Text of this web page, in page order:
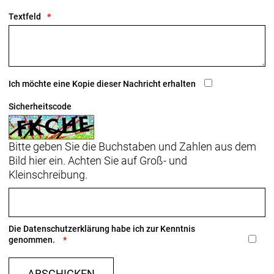
Schaltwerk hinten: SRAM Force AXS, max. 36 Z. an
Kurbelsatz: SRAM Force AXS mit Powermeter,
48/35, DUB, 165 mm Kurbelarmlänge
SRAM DUB, T47, mit Gewinde, innen gelagert
Kassette: SRAM Force XG-1270, 10-33 Z., 12fach
Kette: SRAM Force E1, 12/13fach
Lenker: Trek Aero RSL Road integrierte
Lenker/Vorbau-Einheit, OCLV Carbon, Race Fit,
Oberlenkerbreite, 38 cm Unterlenkerbreite, 80 mm
Vorbaulänge
Sattel: Bontrager Aeolus Pro, Carbonstreben,
Textfeld
Ich möchte eine Kopie dieser Nachricht erhalten
Sicherheitscode
Bitte geben Sie die Buchstaben und Zahlen aus dem
Bild hier ein. Achten Sie auf Groß- und
Kleinschreibung.
Die Datenschutzerklärung habe ich zur Kenntnis
genommen.